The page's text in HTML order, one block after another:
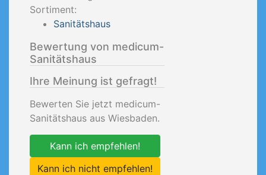
Sortiment:
Sanitätshaus
Bewertung von medicum-
Sanitätshaus
Ihre Meinung ist gefragt!
Bewerten Sie jetzt medicum-
Sanitätshaus aus Wiesbaden.
Kann ich empfehlen!
Kann ich nicht empfehlen!